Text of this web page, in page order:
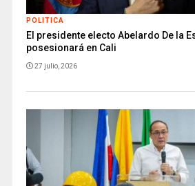
POLITICA
El presidente electo Abelardo De la
posesionará en Cali
27 julio, 2026